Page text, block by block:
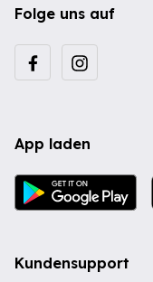
Folge uns auf
App laden
Kundensupport